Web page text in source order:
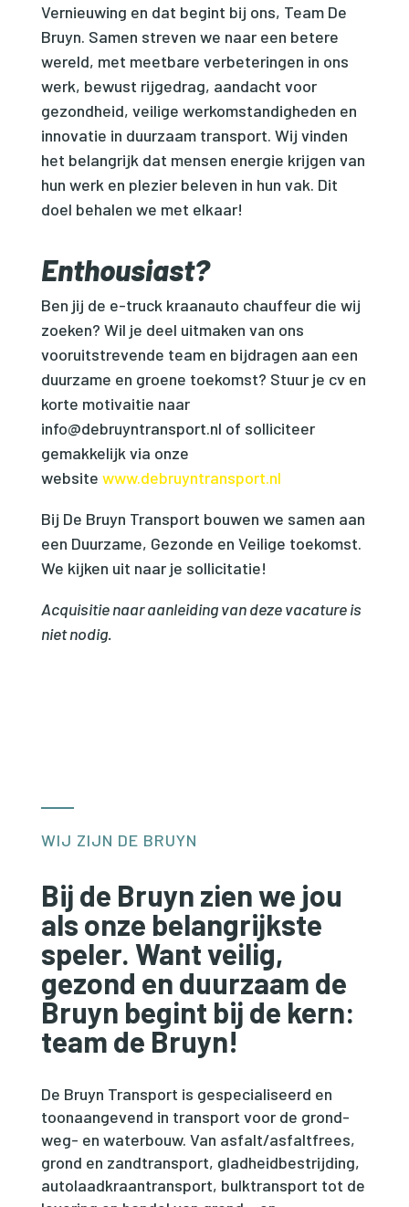
Vernieuwing en dat begint bij ons, Team De
Bruyn. Samen streven we naar een betere
wereld, met meetbare verbeteringen in ons
werk, bewust rijgedrag, aandacht voor
gezondheid, veilige werkomstandigheden en
innovatie in duurzaam transport. Wij vinden
het belangrijk dat mensen energie krijgen van
hun werk en plezier beleven in hun vak. Dit
doel behalen we met elkaar!
Enthousiast?
Ben jij de e-truck kraanauto chauffeur die wij
zoeken? Wil je deel uitmaken van ons
vooruitstrevende team en bijdragen aan een
duurzame en groene toekomst? Stuur je cv en
korte motivaitie naar
info@debruyntransport.nl of solliciteer
gemakkelijk via onze
website www.debruyntransport.nl
Bij De Bruyn Transport bouwen we samen aan
een Duurzame, Gezonde en Veilige toekomst.
We kijken uit naar je sollicitatie!
Acquisitie naar aanleiding van deze vacature is
niet nodig.
WIJ ZIJN DE BRUYN
Bij de Bruyn zien we jou
als onze belangrijkste
speler. Want veilig,
gezond en duurzaam de
Bruyn begint bij de kern:
team de Bruyn!
De Bruyn Transport is gespecialiseerd en
toonaangevend in transport voor de grond-
weg- en waterbouw. Van asfalt/asfaltfrees,
grond en zandtransport, gladheidbestrijding,
autolaadkraantransport, bulktransport tot de